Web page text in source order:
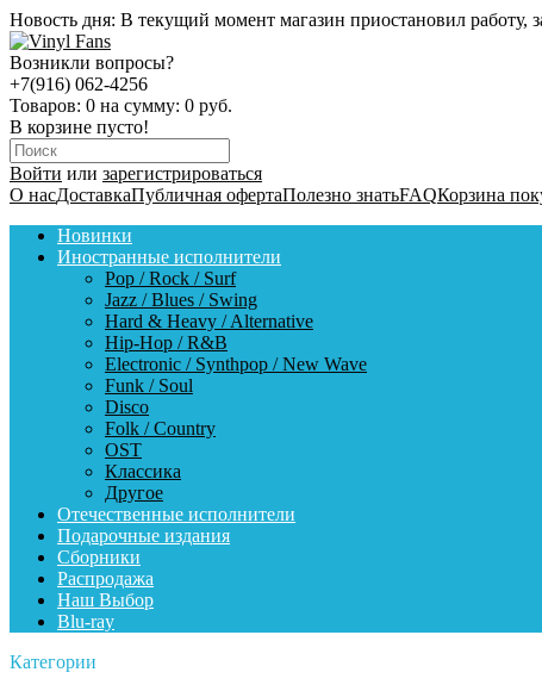
Новость дня: В текущий момент магазин приостановил
Возникли вопросы?
+7(916) 062-4256
Товаров: 0 на сумму: 0 руб.
В корзине пусто!
Войти или зарегистрироваться
О насДоставкаПубличная офертаПолезно знатьFAQКорзина
Новинки
Иностранные исполнители
Pop / Rock / Surf
Jazz / Blues / Swing
Hard & Heavy / Alternative
Hip-Hop / R&B
Electronic / Synthpop / New Wave
Funk / Soul
Disco
Folk / Country
OST
Классика
Другое
Отечественные исполнители
Подарочные издания
Сборники
Распродажа
Наш Выбор
Blu-ray
Категории